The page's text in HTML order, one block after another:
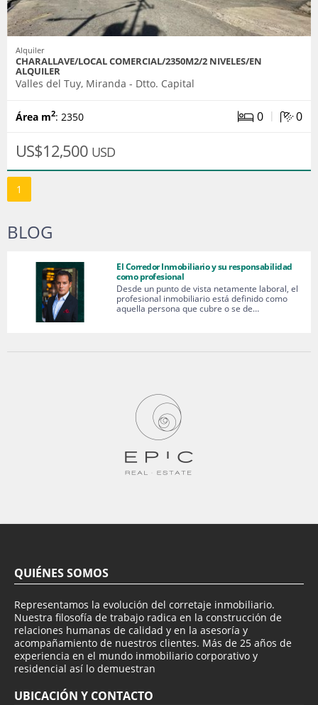
Alquiler
CHARALLAVE/LOCAL COMERCIAL/2350M2/2 NIVELES/EN
ALQUILER
Valles del Tuy, Miranda - Dtto. Capital
Área m2: 2350 0 | 0
US$12,500 USD
1
BLOG
El Corredor Inmobiliario y su responsabilidad
como profesional
Desde un punto de vista netamente laboral, el
profesional inmobiliario está definido como
aquella persona que cubre o se de…
QUIÉNES SOMOS
Representamos la evolución del corretaje inmobiliario.
Nuestra filosofía de trabajo radica en la construcción de
relaciones humanas de calidad y en la asesoría y
acompañamiento de nuestros clientes. Más de 25 años de
experiencia en el mundo inmobiliario corporativo y
residencial así lo demuestran
UBICACIÓN Y CONTACTO